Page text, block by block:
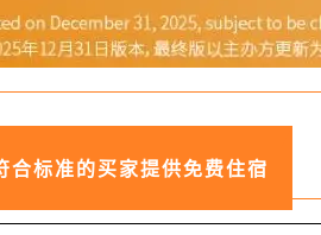
标准的买家提供免费住宿